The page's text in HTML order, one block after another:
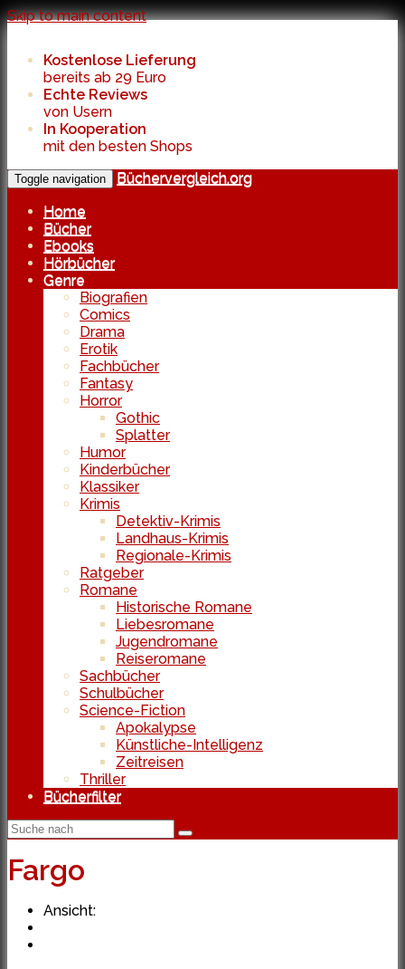
Skip to main content
Kostenlose Lieferung
bereits ab 29 Euro
Echte Reviews
von Usern
In Kooperation
mit den besten Shops
Toggle navigation
Büchervergleich.org
Home
Bücher
Ebooks
Hörbücher
Genre
Biografien
Comics
Drama
Erotik
Fachbücher
Fantasy
Horror
Gothic
Splatter
Humor
Kinderbücher
Klassiker
Krimis
Detektiv-Krimis
Landhaus-Krimis
Regionale-Krimis
Ratgeber
Romane
Historische Romane
Liebesromane
Jugendromane
Reiseromane
Sachbücher
Schulbücher
Science-Fiction
Apokalypse
Künstliche-Intelligenz
Zeitreisen
Thriller
Bücherfilter
Fargo
Ansicht: